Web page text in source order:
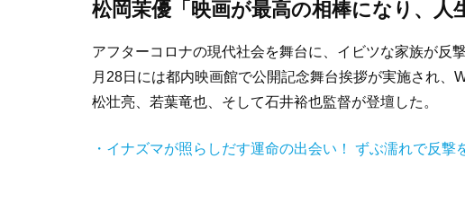
松岡茉優「映画が最高の相棒になり、人
アフターコロナの現代社会を舞台に、イビツな家族が反
月28日には都内映画館で公開記念舞台挨拶が実施され
松壮亮、若葉竜也、そして石井裕也監督が登壇した。
・イナズマが照らしだす運命の出会い！ ずぶ濡れで反